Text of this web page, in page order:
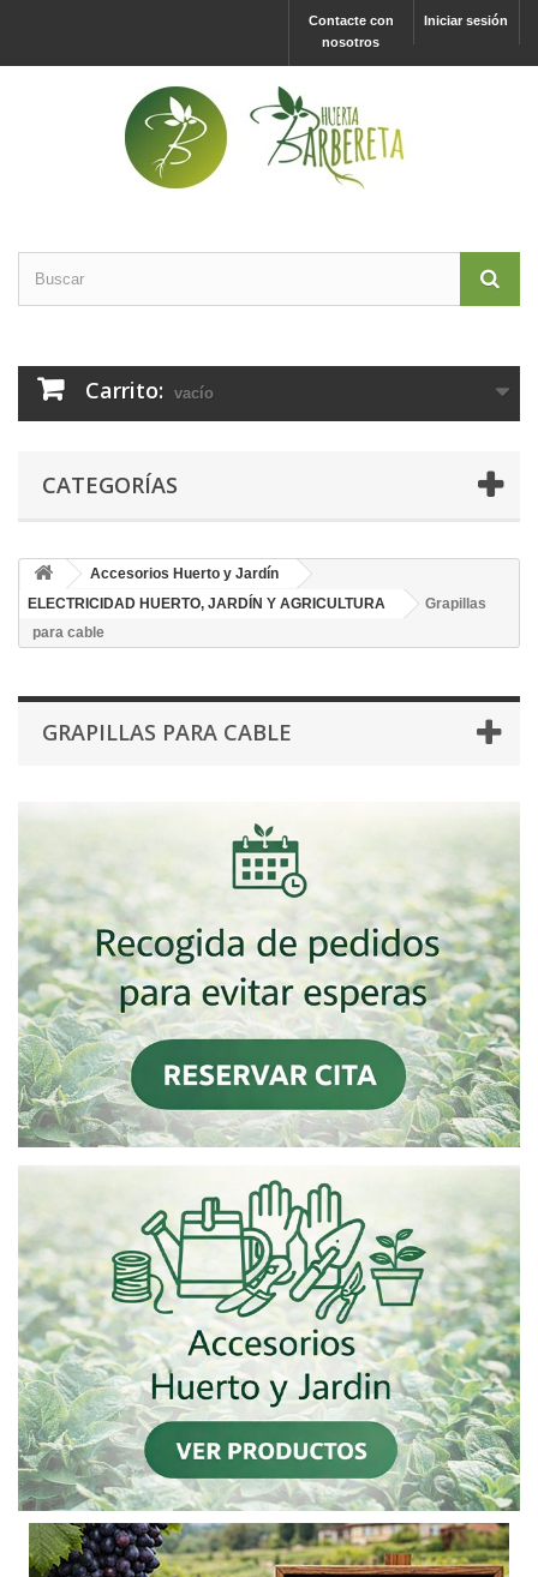
Iniciar sesión
Contacte con
nosotros
Carrito: vacío
CATEGORÍAS
Accesorios Huerto y Jardín
ELECTRICIDAD HUERTO, JARDÍN Y AGRICULTURA
Grapillas
para cable
GRAPILLAS PARA CABLE